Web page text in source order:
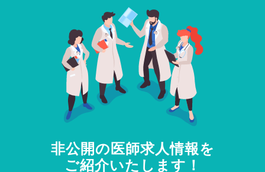
非公開の医師求人情報を
ご紹介いたします！